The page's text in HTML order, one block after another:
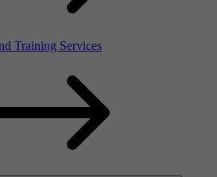
Training Services